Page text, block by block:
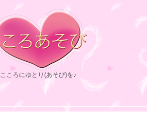
こころにゆとり(あそび)を♪